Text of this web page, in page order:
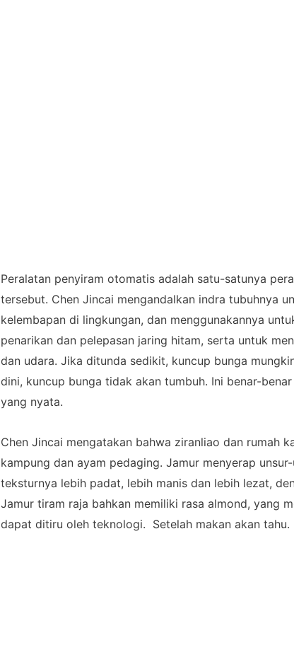
Peralatan penyiram otomatis adalah satu-satunya
tersebut. Chen Jincai mengandalkan indra tubuhnya
kelembapan di lingkungan, dan menggunakannya
penarikan dan pelepasan jaring hitam, serta untuk
dan udara. Jika ditunda sedikit, kuncup bunga
dini, kuncup bunga tidak akan tumbuh. Ini benar-
yang nyata.
Chen Jincai mengatakan bahwa ziranliao dan rumah
kampung dan ayam pedaging. Jamur menyerap
teksturnya lebih padat, lebih manis dan lebih lezat,
Jamur tiram raja bahkan memiliki rasa almond, yang
dapat ditiru oleh teknologi. Setelah makan akan tahu.